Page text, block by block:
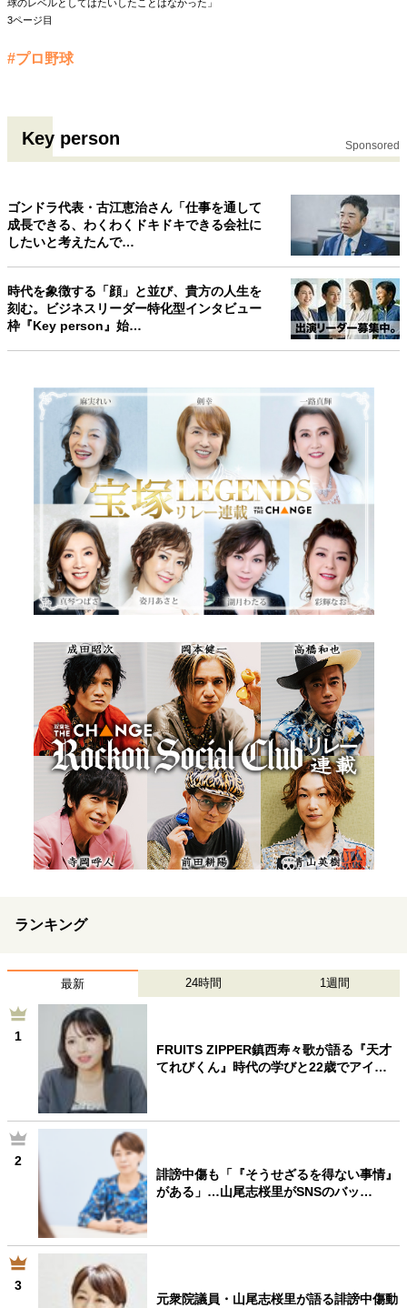
球のレベルとしてはたいしたことはなかった」
3ページ目
#プロ野球
Key person Sponsored
ゴンドラ代表・古江恵治さん「仕事を通して
成長できる、わくわくドキドキできる会社に
したいと考えたんで…
時代を象徴する「顔」と並び、貴方の人生を
刻む。ビジネスリーダー特化型インタビュー
枠『Key person』始…
ランキング
最新 24時間 1週間
1
FRUITS ZIPPER鎮西寿々歌が語る『天才
てれびくん』時代の学びと22歳でアイ…
2
誹謗中傷も「『そうせざるを得ない事情』
がある」…山尾志桜里がSNSのバッ…
3
元衆院議員・山尾志桜里が語る誹謗中傷動